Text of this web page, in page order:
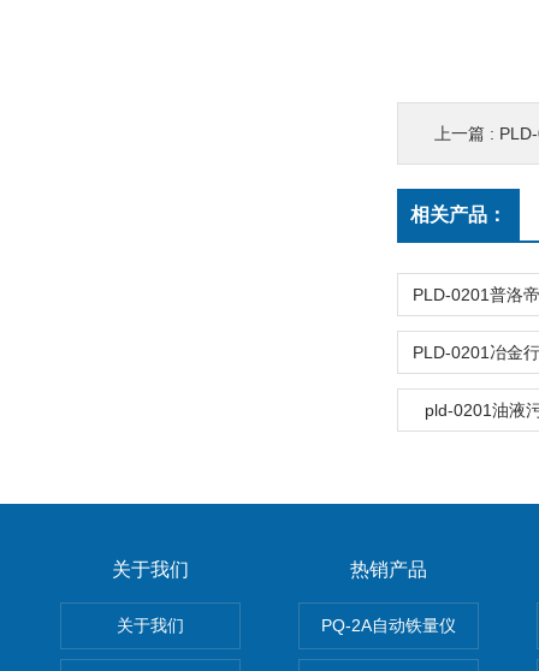
上一篇 :
相关产品：
pld-0201油液
关于我们
关于我们
热销产品
PQ-2A自动铁量仪